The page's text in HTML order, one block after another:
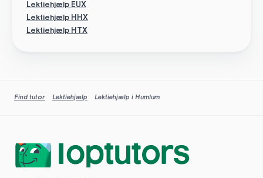
Lektiehjælp EUX
Lektiehjælp HHX
Lektiehjælp HTX
Find tutor Lektiehjælp Lektiehjælp i Humlum